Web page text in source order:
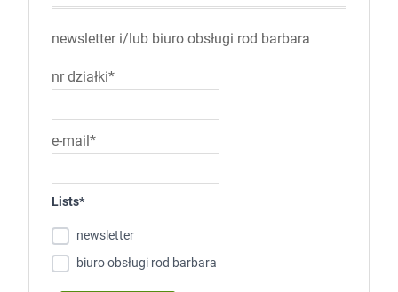
newsletter i/lub biuro obsługi rod barbara
nr działki*
e-mail*
Lists*
newsletter
biuro obsługi rod barbara